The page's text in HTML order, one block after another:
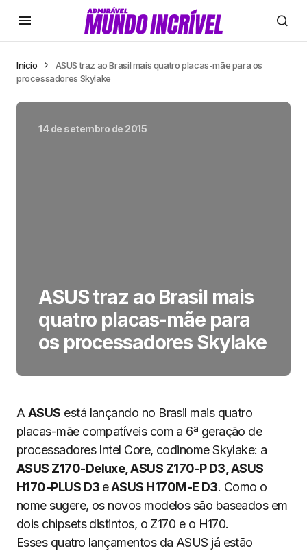
Início
ASUS traz ao Brasil mais quatro placas-mãe para os
processadores Skylake
14 de setembro de 2015
ASUS traz ao Brasil mais
quatro placas-mãe para
os processadores Skylake
A ASUS está lançando no Brasil mais quatro
placas-mãe compatíveis com a 6ª geração de
processadores Intel Core, codinome Skylake: a
ASUS Z170-Deluxe, ASUS Z170-P D3, ASUS
H170-PLUS D3 eASUS H170M-E D3. Como o
nome sugere, os novos modelos são baseados em
dois chipsets distintos, o Z170 e o H170.
Esses quatro lançamentos da ASUS já estão